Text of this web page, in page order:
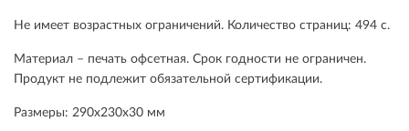
Не имеет возрастных ограничений. Количество страниц: 494 с.
Материал – печать офсетная. Срок годности не ограничен.
Продукт не подлежит обязательной сертификации.
Размеры: 290х230х30 мм